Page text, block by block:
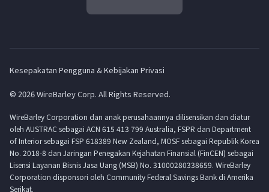
Kesepakatan Pengguna & Kebijakan Privasi
© 2026 WireBarley Corp. All Rights Reserved.
WireBarley Corporation dan anak perusahaannya dilisensikan dan diatur
oleh AUSTRAC sebagai ACN 615 413 799 Australia, FSPR dan Department
of Interior sebagai FSP 618389 New Zealand, MOSF sebagai Republik Korea
No. 2018-8 dan Jaringan Penegakan Kejahatan Finansial (FinCEN) sebagai
Lisensi Layanan Bisnis Jasa Uang (MSB) No. 31000280338659. WireBarley
Corporation disponsori oleh Community Federal Savings Bank di Amerika
Serikat.